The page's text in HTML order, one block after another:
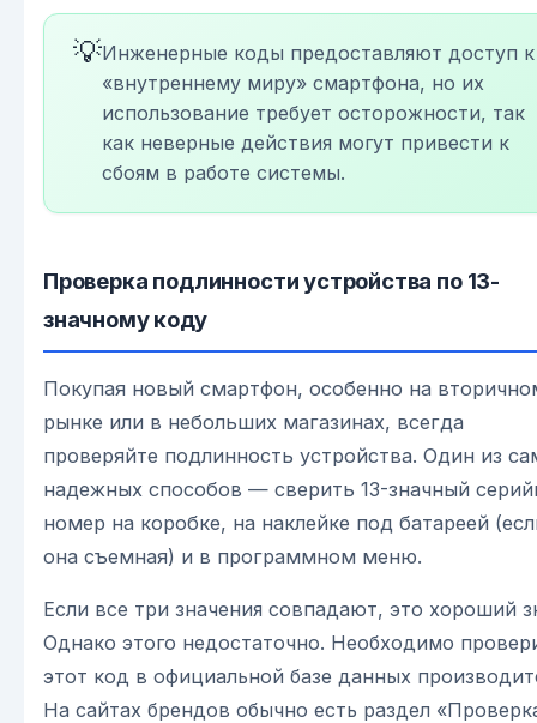
💡Инженерные коды предоставляют доступ к
«внутреннему миру» смартфона, но их
использование требует осторожности, так
как неверные действия могут привести к
сбоям в работе системы.
Проверка подлинности устройства по 13-
значному коду
Покупая новый смартфон, особенно на
рынке или в небольших магазинах, всегда
проверяйте подлинность устройства. Один из
надежных способов — сверить 13-значный
номер на коробке, на наклейке под батареей
она съемная) и в программном меню.
Если все три значения совпадают, это хороший
Однако этого недостаточно. Необходимо
этот код в официальной базе данных
На сайтах брендов обычно есть раздел